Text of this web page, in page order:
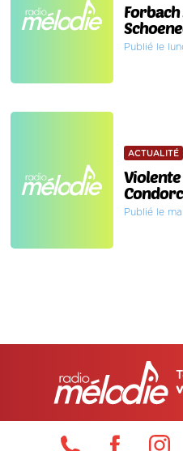
Publié le
ACTUALITÉ
Publié le